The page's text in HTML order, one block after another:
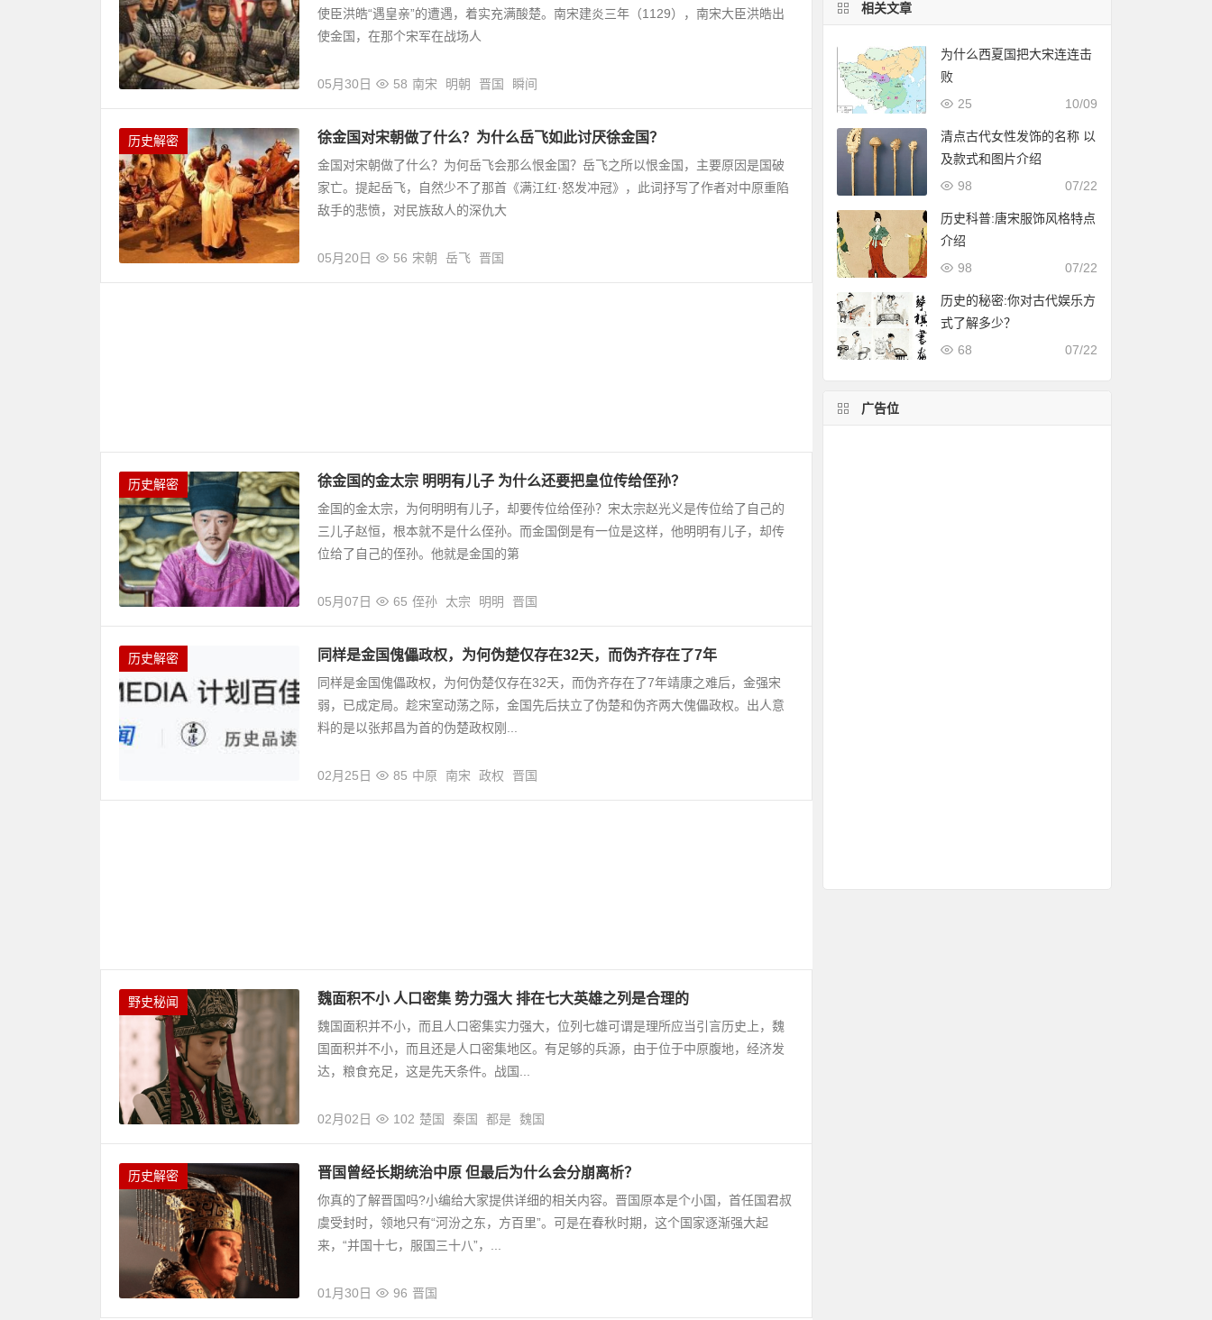
使臣洪皓“遇皇亲”的遭遇，着实充满酸楚。南宋建炎三年（1129），南宋大臣洪皓出
使金国，在那个宋军在战场人
05月30日 58 南宋 明朝 晋国 瞬间
历史解密 徐金国对宋朝做了什么？为什么岳飞如此讨厌徐金国？
金国对宋朝做了什么？为何岳飞会那么恨金国？岳飞之所以恨金国，主要原因是国破
家亡。提起岳飞，自然少不了那首《满江红·怒发冲冠》，此词抒写了作者对中原重陷
敌手的悲愤，对民族敌人的深仇大
05月20日 56 宋朝 岳飞 晋国
历史解密 徐金国的金太宗 明明有儿子 为什么还要把皇位传给侄孙？
金国的金太宗，为何明明有儿子，却要传位给侄孙？宋太宗赵光义是传位给了自己的
三儿子赵恒，根本就不是什么侄孙。而金国倒是有一位是这样，他明明有儿子，却传
位给了自己的侄孙。他就是金国的第
05月07日 65 侄孙 太宗 明明 晋国
历史解密 同样是金国傀儡政权，为何伪楚仅存在32天，而伪齐存在了7年
同样是金国傀儡政权，为何伪楚仅存在32天，而伪齐存在了7年靖康之难后，金强宋
弱，已成定局。趁宋室动荡之际，金国先后扶立了伪楚和伪齐两大傀儡政权。出人意
料的是以张邦昌为首的伪楚政权刚...
02月25日 85 中原 南宋 政权 晋国
野史秘闻 魏面积不小 人口密集 势力强大 排在七大英雄之列是合理的
魏国面积并不小，而且人口密集实力强大，位列七雄可谓是理所应当引言历史上，魏
国面积并不小，而且还是人口密集地区。有足够的兵源，由于位于中原腹地，经济发
达，粮食充足，这是先天条件。战国...
02月02日 102 楚国 秦国 都是 魏国
历史解密 晋国曾经长期统治中原 但最后为什么会分崩离析？
你真的了解晋国吗?小编给大家提供详细的相关内容。晋国原本是个小国，首任国君叔
虞受封时，领地只有“河汾之东，方百里”。可是在春秋时期，这个国家逐渐强大起
来，“并国十七，服国三十八”，...
01月30日 96 晋国
相关文章
为什么西夏国把大宋连连击
败
10/09
25
清点古代女性发饰的名称 以
及款式和图片介绍
07/22
98
历史科普:唐宋服饰风格特点
介绍
07/22
98
历史的秘密:你对古代娱乐方
式了解多少？
07/22
68
广告位